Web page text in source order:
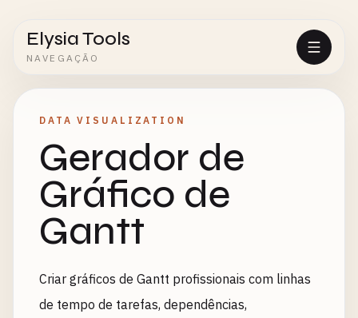
Elysia Tools
NAVEGAÇÃO
DATA VISUALIZATION
Gerador de
Gráfico de
Gantt
Criar gráficos de Gantt profissionais com linhas
de tempo de tarefas, dependências,